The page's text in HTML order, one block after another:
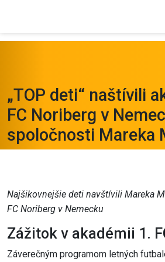
„TOP deti“ naštívili
FC Noriberg v
spoločnosti Mareka
Najšikovnejšie deti navštívili Mareka
FC Noriberg v Nemecku
Zážitok v akadémii 1.
Záverečným programom letných